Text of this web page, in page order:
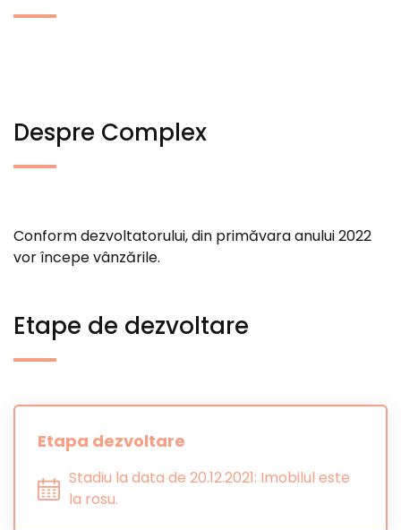
Despre Complex
Conform dezvoltatorului, din primăvara anului 2022
vor începe vânzările.
Etape de dezvoltare
Etapa dezvoltare
Stadiu la data de 20.12.2021: Imobilul este
la rosu.